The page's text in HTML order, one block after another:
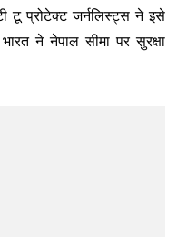
टू प्रोटेक्ट जर्नलिस्ट्स ने इसे
ने नेपाल सीमा पर सुरक्षा